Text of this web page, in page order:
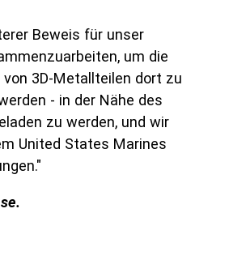
Beweis für unser
um die
3D-Metallteilen dort zu
- in der Nähe des
zu werden, und wir
United States Marines